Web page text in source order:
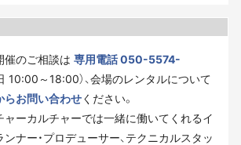
催のご相談は 専用電話 050-5574-
10:00～18:00）、会場のレンタルについて
らお問い合わせください。
ャーカルチャーでは一緒に働いてくれるイ
ナー・プロデューサー、テクニカルスタッ